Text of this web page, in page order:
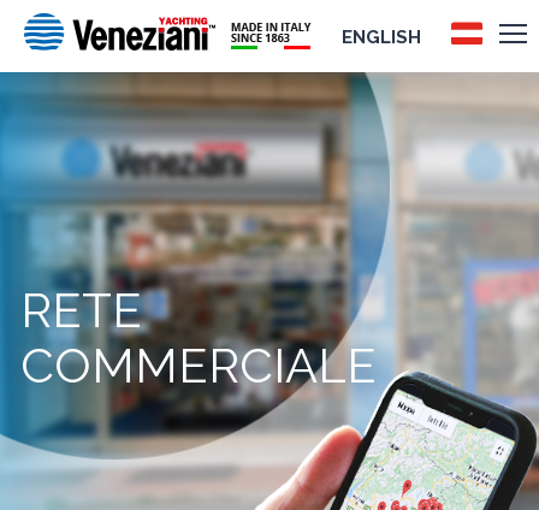
ENGLISH
RETE
COMMERCIALE